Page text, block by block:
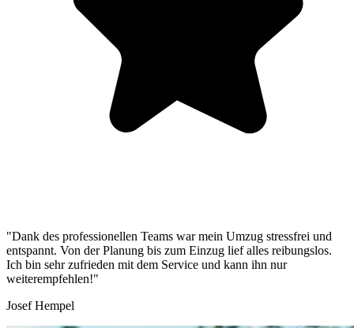
"Dank des professionellen Teams war mein Umzug stressfrei und
entspannt. Von der Planung bis zum Einzug lief alles reibungslos.
Ich bin sehr zufrieden mit dem Service und kann ihn nur
weiterempfehlen!"
Josef Hempel